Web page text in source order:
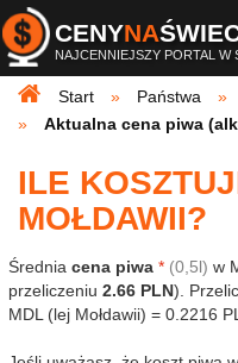
CENYNA
NAJCENNIEJSZY PORTAL W
Start
Państwa
Aktualna cena piwa
ILE
MOŁDAWII?
Średnia cena piwa * (0,5l) w
przeliczeniu 2.66 PLN).
MDL (lej Mołdawii) = 0.2216